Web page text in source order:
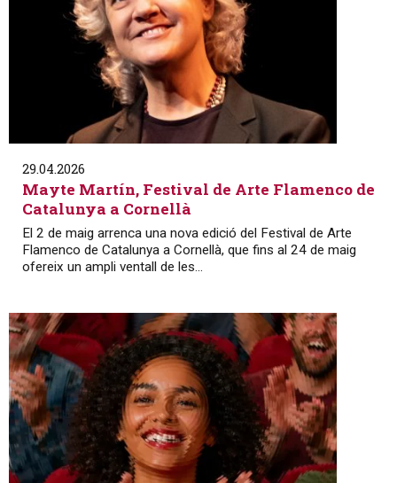
29.04.2026
Mayte Martín, Festival de Arte Flamenco de
Catalunya a Cornellà
El 2 de maig arrenca una nova edició del Festival de Arte
Flamenco de Catalunya a Cornellà, que fins al 24 de maig
ofereix un ampli ventall de les...